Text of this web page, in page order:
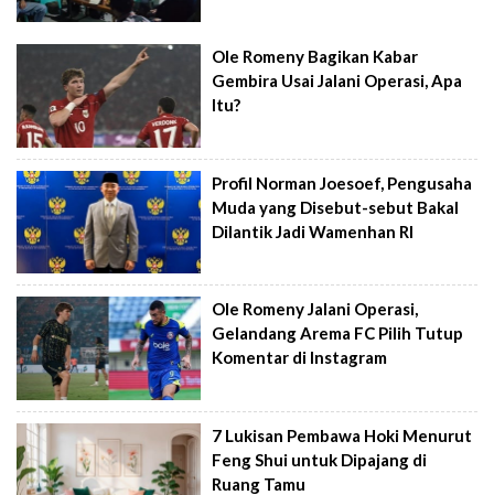
Ole Romeny Bagikan Kabar
Gembira Usai Jalani Operasi, Apa
Itu?
Profil Norman Joesoef, Pengusaha
Muda yang Disebut-sebut Bakal
Dilantik Jadi Wamenhan RI
Ole Romeny Jalani Operasi,
Gelandang Arema FC Pilih Tutup
Komentar di Instagram
7 Lukisan Pembawa Hoki Menurut
Feng Shui untuk Dipajang di
Ruang Tamu